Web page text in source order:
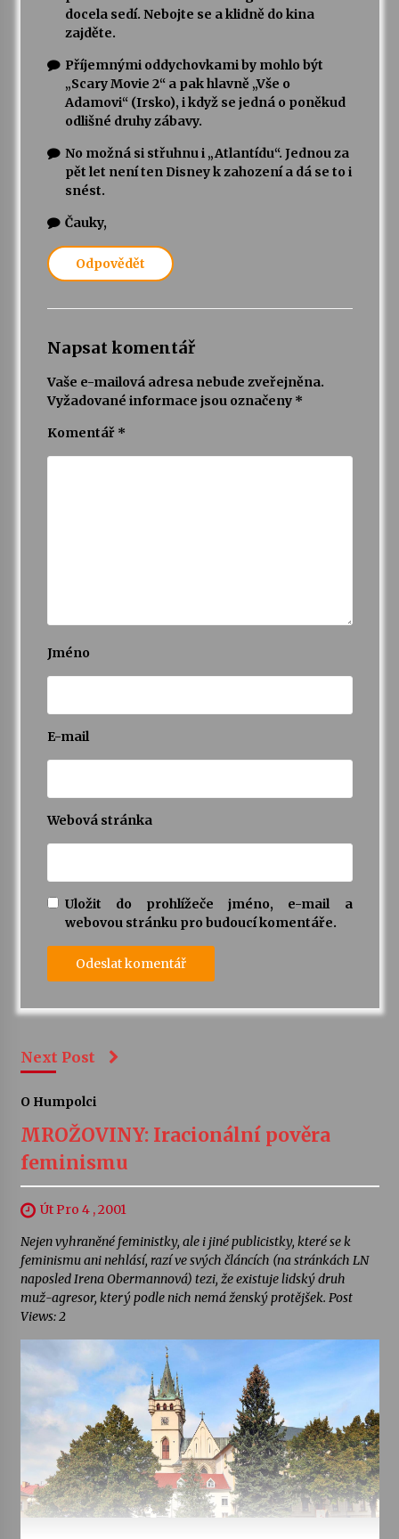
docela sedí. Nebojte se a klidně do kina
zajděte.
Příjemnými oddychovkami by mohlo být
„Scary Movie 2“ a pak hlavně „Vše o
Adamovi“ (Irsko), i když se jedná o poněkud
odlišné druhy zábavy.
No možná si střuhnu i „Atlantídu“. Jednou za
pět let není ten Disney k zahození a dá se to i
snést.
Čauky,
Odpovědět
Napsat komentář
Vaše e-mailová adresa nebude zveřejněna.
Vyžadované informace jsou označeny *
Komentář *
Jméno
E-mail
Webová stránka
Uložit do prohlížeče jméno, e-mail a
webovou stránku pro budoucí komentáře.
Next Post
O Humpolci
MROŽOVINY: Iracionální pověra
feminismu
Út Pro 4 , 2001
Nejen vyhraněné feministky, ale i jiné publicistky, které se k
feminismu ani nehlásí, razí ve svých článcích (na stránkách LN
naposled Irena Obermannová) tezi, že existuje lidský druh
muž-agresor, který podle nich nemá ženský protějšek. Post
Views: 2